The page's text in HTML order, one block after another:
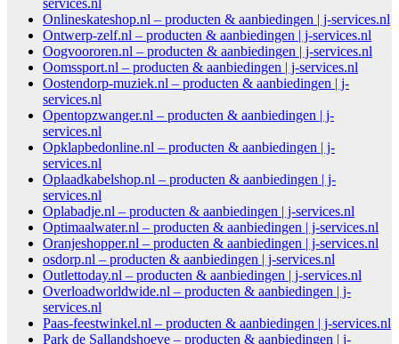
services.nl
Onlineskateshop.nl – producten & aanbiedingen | j-services.nl
Ontwerp-zelf.nl – producten & aanbiedingen | j-services.nl
Oogvoororen.nl – producten & aanbiedingen | j-services.nl
Oomssport.nl – producten & aanbiedingen | j-services.nl
Oostendorp-muziek.nl – producten & aanbiedingen | j-
services.nl
Opentopzwanger.nl – producten & aanbiedingen | j-
services.nl
Opklapbedonline.nl – producten & aanbiedingen | j-
services.nl
Oplaadkabelshop.nl – producten & aanbiedingen | j-
services.nl
Oplabadje.nl – producten & aanbiedingen | j-services.nl
Optimaalwater.nl – producten & aanbiedingen | j-services.nl
Oranjeshopper.nl – producten & aanbiedingen | j-services.nl
osdorp.nl – producten & aanbiedingen | j-services.nl
Outlettoday.nl – producten & aanbiedingen | j-services.nl
Overloadworldwide.nl – producten & aanbiedingen | j-
services.nl
Paas-feestwinkel.nl – producten & aanbiedingen | j-services.nl
Park de Sallandshoeve – producten & aanbiedingen | j-